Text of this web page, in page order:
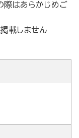
際はあらかじめご
載しません